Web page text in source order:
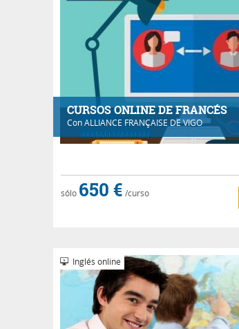
CURSOS ONLINE DE FRANCÉS
ConALLIANCE FRANÇAISE DE VIGO
sólo 650 € /curso
Inglés online